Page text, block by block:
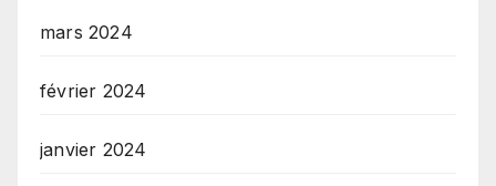
mars 2024
février 2024
janvier 2024